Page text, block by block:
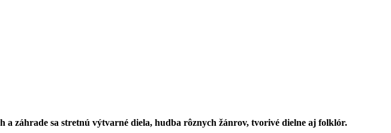
záhrade sa stretnú výtvarné diela, hudba rôznych žánrov, tvorivé dielne aj folklór.